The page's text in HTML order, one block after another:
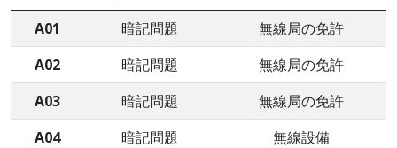
A01
暗記問題
無線局の免許
A02
暗記問題
無線局の免許
A03
暗記問題
無線局の免許
A04
暗記問題
無線設備